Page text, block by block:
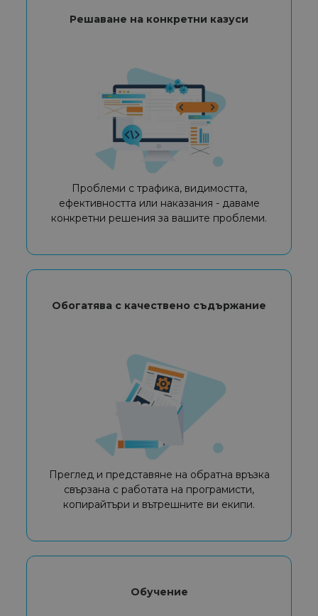
Решаване на конкретни казуси
Проблеми с трафика, видимостта,
ефективността или наказания - даваме
конкретни решения за вашите проблеми.
Обогатява с качествено съдържание
Преглед и представяне на обратна връзка
свързана с работата на програмисти,
копирайтъри и вътрешните ви екипи.
Обучение